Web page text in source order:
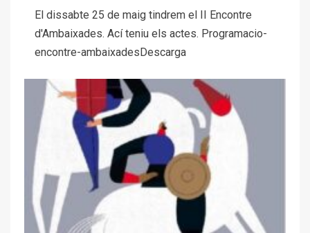
El dissabte 25 de maig tindrem el II Encontre
d'Ambaixades. Ací teniu els actes. Programacio-
encontre-ambaixadesDescarga